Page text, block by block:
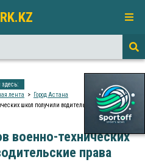
здесь:
лента
Город Астана
школ получили водительские права
военно-технических
права